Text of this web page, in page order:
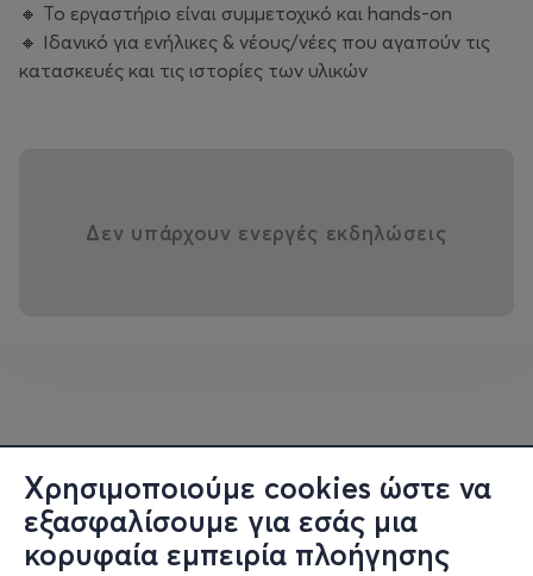
Χρησιμοποιούμε cookies ώστε να
εξασφαλίσουμε για εσάς μια
κορυφαία εμπειρία πλοήγησης
🔸 Το εργαστήριο είναι συμμετοχικό και hands-on
🔸 Ιδανικό για ενήλικες & νέους/νέες που αγαπούν τις
κατασκευές και τις ιστορίες των υλικών
Δεν υπάρχουν ενεργές εκδηλώσεις